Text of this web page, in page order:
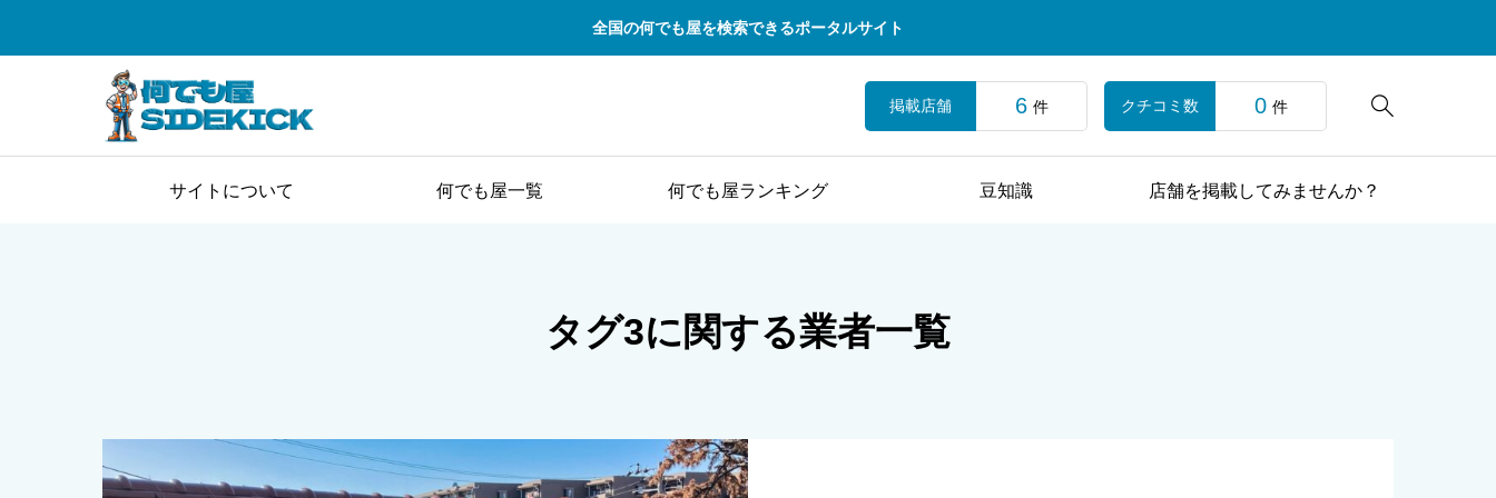
全国の何でも屋を検索できるポータルサイト

掲載店舗 6 件 クチコミ数 0 件
サイトについて 何でも屋一覧 何でも屋ランキング 豆知識 店舗を掲載してみませんか？
タグ3に関する業者一覧